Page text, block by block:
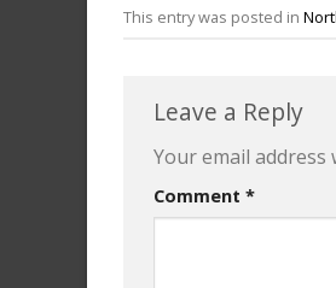
This entry was posted in
Leave a Reply
Your email
Comment *